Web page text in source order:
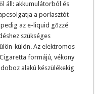
áll: akkumulátorból és
a porlasztót
az e-liquid gőzzé
szükséges
külön. Az elektromos
formájú, vékony
alakú készülékekig